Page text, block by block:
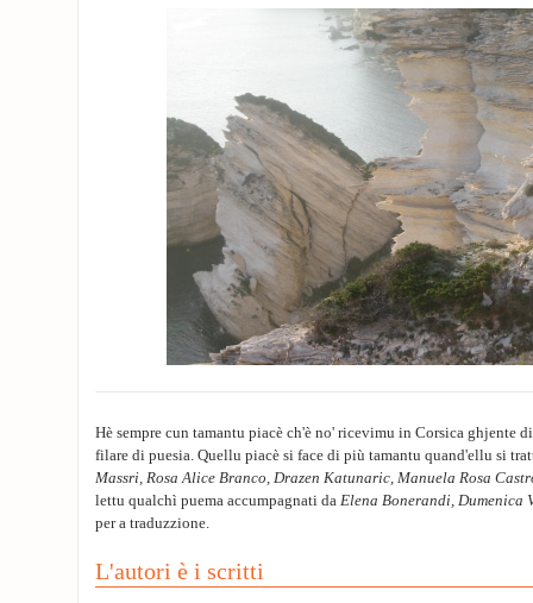
Hè sempre cun tamantu piacè ch'è no' ricevimu in Corsica ghjente
filare di puesia. Quellu piacè si face di più tamantu quand'ellu si
Massri, Rosa Alice Branco, Drazen Katunaric, Manuela Rosa
lettu qualchì puema accumpagnati da Elena Bonerandi, Dumenica
per a traduzzione.
L'autori è i scritti